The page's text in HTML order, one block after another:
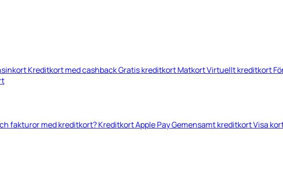
Kreditkort med cashbackGratis kreditkortMatkortVirtuellt kreditkort
fakturor med kreditkort?Kreditkort Apple PayGemensamt kreditkortVisa